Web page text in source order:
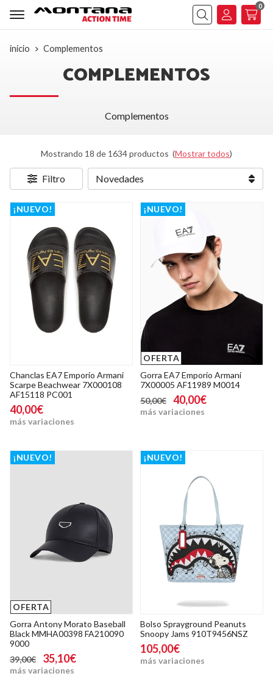
Buscar
0
inicio Complementos
COMPLEMENTOS
Complementos
Mostrando 18 de 1634 productos (Mostrar todos)
Filtro
¡NUEVO!
Chanclas EA7 Emporio Armani
Scarpe Beachwear 7X000108
AF15118 PC001
40,00€
más variaciones
OFERTA
¡NUEVO!
Gorra EA7 Emporio Armani
7X00005 AF11989 M0014
50,00€
40,00€
más variaciones
OFERTA
¡NUEVO!
Gorra Antony Morato Baseball
Black MMHA00398 FA210090
9000
39,00€
35,10€
más variaciones
¡NUEVO!
Bolso Sprayground Peanuts
Snoopy Jams 910T9456NSZ
105,00€
más variaciones